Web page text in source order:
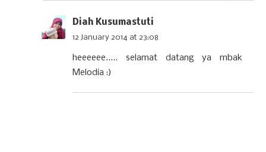
Diah Kusumastuti
12 January 2014 at 23:08
heeeeee..... selamat datang ya mbak
Melodia :)